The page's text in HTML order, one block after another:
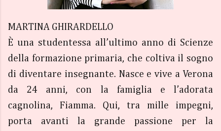
MARTINA GHIRARDELLO
È una studentessa all’ultimo anno di Scienze
della formazione primaria, che coltiva il sogno
di diventare insegnante. Nasce e vive a Verona
da 24 anni, con la famiglia e l’adorata
cagnolina, Fiamma. Qui, tra mille impegni,
porta avanti la grande passione per la